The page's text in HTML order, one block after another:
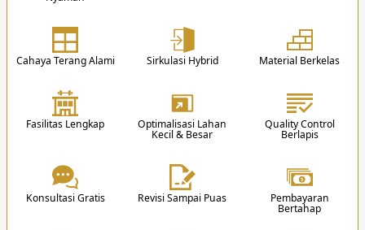
Ini 75 Istilah Arsitektur yang Perlu Dipahami
Anda dapat menghubungi kami via Telp. /
Whatsapp / Email / Form Pemesanan.
Lantai 1 Lantai 2
1 K. Tidur Utama
1 K. Mandi Utama
1 Walk in Closet Utama
1 K. Mandi Pembantu
1 R. Tamu
3 K. Tidur Anak + KM Dalam
1 K. Mandi Luar
1 K. Suci/Mushola
1 R. Movie
Cahaya Terang Alami Sirkulasi Hybrid Material Berkelas
Fasilitas Lengkap Optimalisasi Lahan
Kecil & Besar
Quality Control
Berlapis
Konsultasi Gratis Revisi Sampai Puas Pembayaran
Bertahap